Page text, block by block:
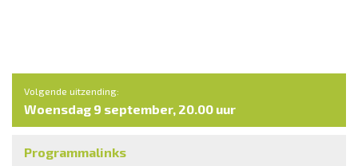
Volgende uitzending:
Woensdag 9 september, 20.00 uur
Programmalinks